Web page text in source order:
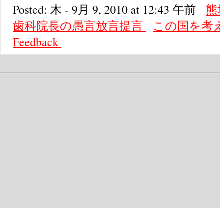
Posted: 木 - 9月 9, 2010 at 12:43 午前
歯科院長の愚言放言提言
この国を考
Feedback